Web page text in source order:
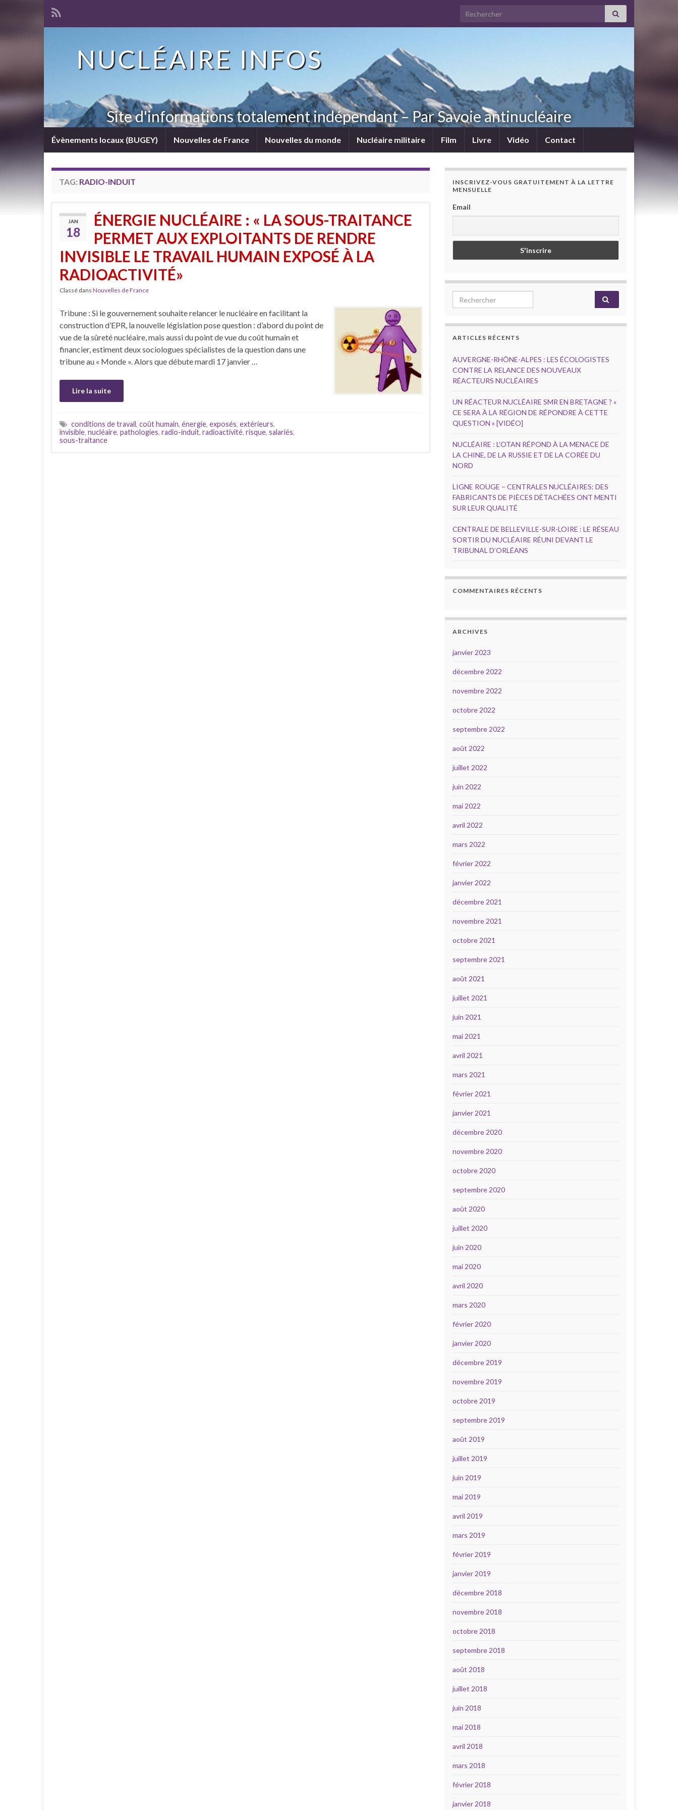
Search for:
NUCLÉAIRE INFOS
Site d'informations totalement indépendant – Par Savoie antinucléaire
Évènements locaux (BUGEY) Nouvelles de France Nouvelles du monde Nucléaire militaire Film Livre Vidéo Contact
TAG: RADIO-INDUIT
JAN
18
ÉNERGIE NUCLÉAIRE : « LA SOUS-TRAITANCE
PERMET AUX EXPLOITANTS DE RENDRE
INVISIBLE LE TRAVAIL HUMAIN EXPOSÉ À LA
RADIOACTIVITÉ»
Classé dans Nouvelles de France
Tribune : Si le gouvernement souhaite relancer le nucléaire en facilitant la
construction d’EPR, la nouvelle législation pose question : d’abord du point de
vue de la sûreté nucléaire, mais aussi du point de vue du coût humain et
financier, estiment deux sociologues spécialistes de la question dans une
tribune au « Monde ». Alors que débute mardi 17 janvier …
Lire la suite
conditions de travail, coût humain, énergie, exposés, extérieurs,
invisible, nucléaire, pathologies, radio-induit, radioactivité, risque, salariés,
sous-traitance
INSCRIVEZ-VOUS GRATUITEMENT À LA LETTRE
MENSUELLE
Email
Search for:
ARTICLES RÉCENTS
AUVERGNE-RHÔNE-ALPES : LES ÉCOLOGISTES
CONTRE LA RELANCE DES NOUVEAUX
RÉACTEURS NUCLÉAIRES
UN RÉACTEUR NUCLÉAIRE SMR EN BRETAGNE ? «
CE SERA À LA RÉGION DE RÉPONDRE À CETTE
QUESTION » [VIDÉO]
NUCLÉAIRE : L’OTAN RÉPOND À LA MENACE DE
LA CHINE, DE LA RUSSIE ET DE LA CORÉE DU
NORD
LIGNE ROUGE – CENTRALES NUCLÉAIRES: DES
FABRICANTS DE PIÈCES DÉTACHÉES ONT MENTI
SUR LEUR QUALITÉ
CENTRALE DE BELLEVILLE-SUR-LOIRE : LE RÉSEAU
SORTIR DU NUCLÉAIRE RÉUNI DEVANT LE
TRIBUNAL D’ORLÉANS
COMMENTAIRES RÉCENTS
ARCHIVES
janvier 2023
décembre 2022
novembre 2022
octobre 2022
septembre 2022
août 2022
juillet 2022
juin 2022
mai 2022
avril 2022
mars 2022
février 2022
janvier 2022
décembre 2021
novembre 2021
octobre 2021
septembre 2021
août 2021
juillet 2021
juin 2021
mai 2021
avril 2021
mars 2021
février 2021
janvier 2021
décembre 2020
novembre 2020
octobre 2020
septembre 2020
août 2020
juillet 2020
juin 2020
mai 2020
avril 2020
mars 2020
février 2020
janvier 2020
décembre 2019
novembre 2019
octobre 2019
septembre 2019
août 2019
juillet 2019
juin 2019
mai 2019
avril 2019
mars 2019
février 2019
janvier 2019
décembre 2018
novembre 2018
octobre 2018
septembre 2018
août 2018
juillet 2018
juin 2018
mai 2018
avril 2018
mars 2018
février 2018
janvier 2018